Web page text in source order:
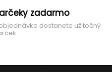
zadarmo
dostanete užitočný